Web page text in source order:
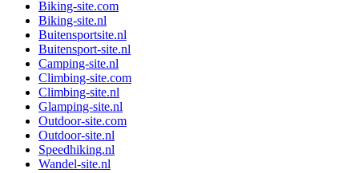
Biking-site.com
Biking-site.nl
Buitensportsite.nl
Buitensport-site.nl
Camping-site.nl
Climbing-site.com
Climbing-site.nl
Glamping-site.nl
Outdoor-site.com
Outdoor-site.nl
Speedhiking.nl
Wandel-site.nl